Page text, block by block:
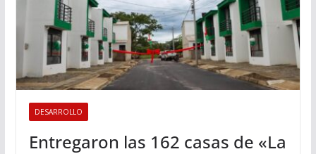
DESARROLLO
Entregaron las 162 casas de «La